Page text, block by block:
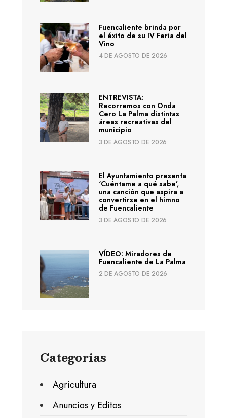
Fuencaliente brinda por
el éxito de su IV Feria del
Vino
4 DE AGOSTO DE 2026
ENTREVISTA:
Recorremos con Onda
Cero La Palma distintas
áreas recreativas del
municipio
3 DE AGOSTO DE 2026
El Ayuntamiento presenta
‘Cuéntame a qué sabe’,
una canción que aspira a
convertirse en el himno
de Fuencaliente
3 DE AGOSTO DE 2026
VÍDEO: Miradores de
Fuencaliente de La Palma
2 DE AGOSTO DE 2026
Categorias
Agricultura
Anuncios y Editos